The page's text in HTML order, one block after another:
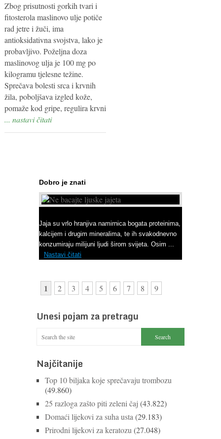
Zbog prisutnosti gorkih tvari i
fitosterola maslinovo ulje potiče
rad jetre i žuči, ima
antioksidativna svojstva, lako je
probavljivo. Poželjna doza
maslinovog ulja je 100 mg po
kilogramu tjelesne težine.
Sprečava bolesti srca i krvnih
žila, poboljšava izgled kože,
pomaže kod gripe, regulira krvni
... nastavi čitati
Dobro je znati
Jaja su vrlo hranjiva namirnica bogata proteinima,
kalcijem i drugim mineralima, te ih svakodnevno
konzumiraju milijuni ljudi širom svijeta. Osim ...
Nastavi čitati
1 2 3 4 5 6 7 8 9
Unesi pojam za pretragu
Najčitanije
Top 10 biljaka koje sprečavaju trombozu
(49.860)
25 razloga zašto piti zeleni čaj (43.822)
Domaći lijekovi za suha usta(29.183)
Prirodni lijekovi za keratozu(27.048)